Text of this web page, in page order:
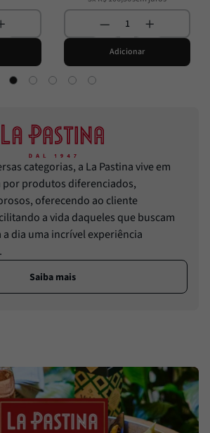
Adicionar
categorias, a La Pastina vive em
por produtos diferenciados,
oferecendo ao cliente
a vida daqueles que buscam
dia uma incrível experiência
Saiba mais